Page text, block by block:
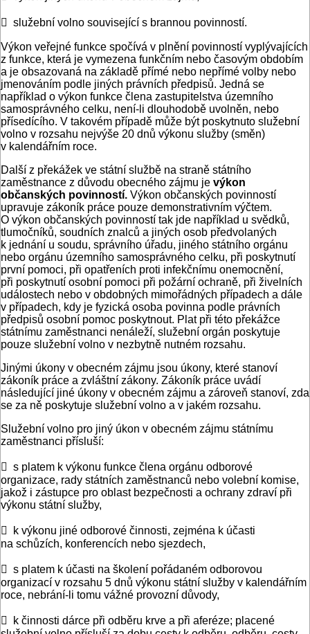
 služební volno související s brannou povinností.
Výkon veřejné funkce spočívá v plnění povinností vyplývajících
z funkce, která je vymezena funkčním nebo časovým obdobím
a je obsazovaná na základě přímé nebo nepřímé volby nebo
jmenováním podle jiných právních předpisů. Jedná se
například o výkon funkce člena zastupitelstva územního
samosprávného celku, není-li dlouhodobě uvolněn, nebo
přísedícího. V takovém případě může být poskytnuto služební
volno v rozsahu nejvýše 20 dnů výkonu služby (směn)
v kalendářním roce.
Další z překážek ve státní službě na straně státního
zaměstnance z důvodu obecného zájmu je výkon
občanských povinností. Výkon občanských povinností
upravuje zákoník práce pouze demonstrativním výčtem.
O výkon občanských povinností tak jde například u svědků,
tlumočníků, soudních znalců a jiných osob předvolaných
k jednání u soudu, správního úřadu, jiného státního orgánu
nebo orgánu územního samosprávného celku, při poskytnutí
první pomoci, při opatřeních proti infekčnímu onemocnění,
při poskytnutí osobní pomoci při požární ochraně, při živelních
událostech nebo v obdobných mimořádných případech a dále
v případech, kdy je fyzická osoba povinna podle právních
předpisů osobní pomoc poskytnout. Plat při této překážce
státnímu zaměstnanci nenáleží, služební orgán poskytuje
pouze služební volno v nezbytně nutném rozsahu.
Jinými úkony v obecném zájmu jsou úkony, které stanoví
zákoník práce a zvláštní zákony. Zákoník práce uvádí
následující jiné úkony v obecném zájmu a zároveň stanoví, zda
se za ně poskytuje služební volno a v jakém rozsahu.
Služební volno pro jiný úkon v obecném zájmu státnímu
zaměstnanci přísluší:
 s platem k výkonu funkce člena orgánu odborové
organizace, rady státních zaměstnanců nebo volební komise,
jakož i zástupce pro oblast bezpečnosti a ochrany zdraví při
výkonu státní služby,
 k výkonu jiné odborové činnosti, zejména k účasti
na schůzích, konferencích nebo sjezdech,
 s platem k účasti na školení pořádaném odborovou
organizací v rozsahu 5 dnů výkonu státní služby v kalendářním
roce, nebrání-li tomu vážné provozní důvody,
 k činnosti dárce při odběru krve a při aferéze; placené